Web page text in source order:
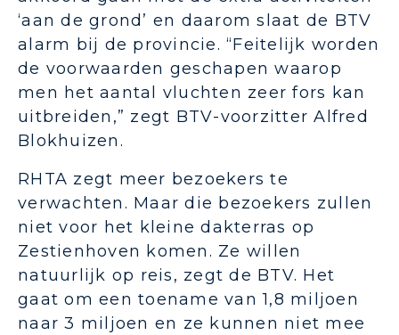
‘aan de grond’ en daarom slaat de BTV
alarm bij de provincie. “Feitelijk worden
de voorwaarden geschapen waarop
men het aantal vluchten zeer fors kan
uitbreiden,” zegt BTV-voorzitter Alfred
Blokhuizen.
RHTA zegt meer bezoekers te
verwachten. Maar die bezoekers zullen
niet voor het kleine dakterras op
Zestienhoven komen. Ze willen
natuurlijk op reis, zegt de BTV. Het
gaat om een toename van 1,8 miljoen
naar 3 miljoen en ze kunnen niet mee